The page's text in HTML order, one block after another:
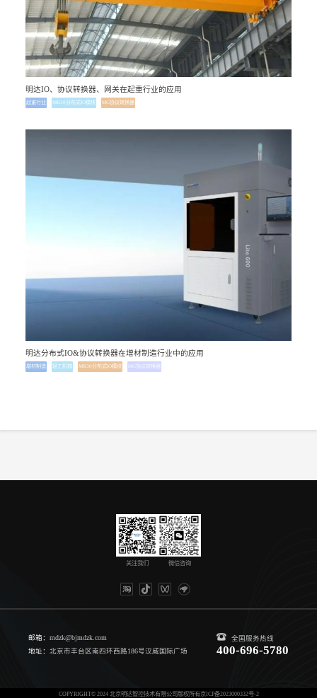
明达IO、协议转换器、网关在起重行业的应用
起重行业 MR30分布式IO模块 MG协议转换器
明达分布式IO&协议转换器在增材制造行业中的应用
增材制造 轻工机械 MR30分布式IO模块 MG协议转换器
关注我们 微信咨询
邮箱：mdzk@bjmdzk.com
地址：北京市丰台区南四环西路186号汉威国际广场
全国服务热线
400-696-5780
COPYRIGHT© 2024 北京明达智控技术有限公司版权所有京ICP备2023000332号-2